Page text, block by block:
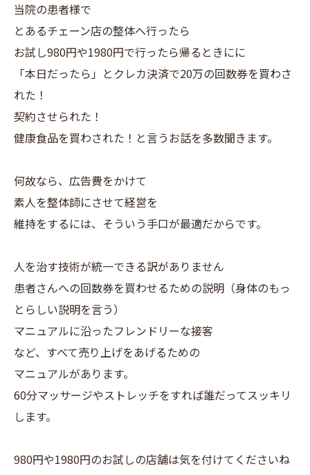
当院の患者様で
とあるチェーン店の整体へ行ったら
お試し980円や1980円で行ったら帰るときにに
「本日だったら」とクレカ決済で20万の回数券を買わさ
れた！
契約させられた！
健康食品を買わされた！と言うお話を多数聞きます。
何故なら、広告費をかけて
素人を整体師にさせて経営を
維持をするには、そういう手口が最適だからです。
人を治す技術が統一できる訳がありません
患者さんへの回数券を買わせるための説明（身体のもっ
とらしい説明を言う）
マニュアルに沿ったフレンドリーな接客
など、すべて売り上げをあげるための
マニュアルがあります。
60分マッサージやストレッチをすれば誰だってスッキリ
します。
980円や1980円のお試しの店舗は気を付けてくださいね